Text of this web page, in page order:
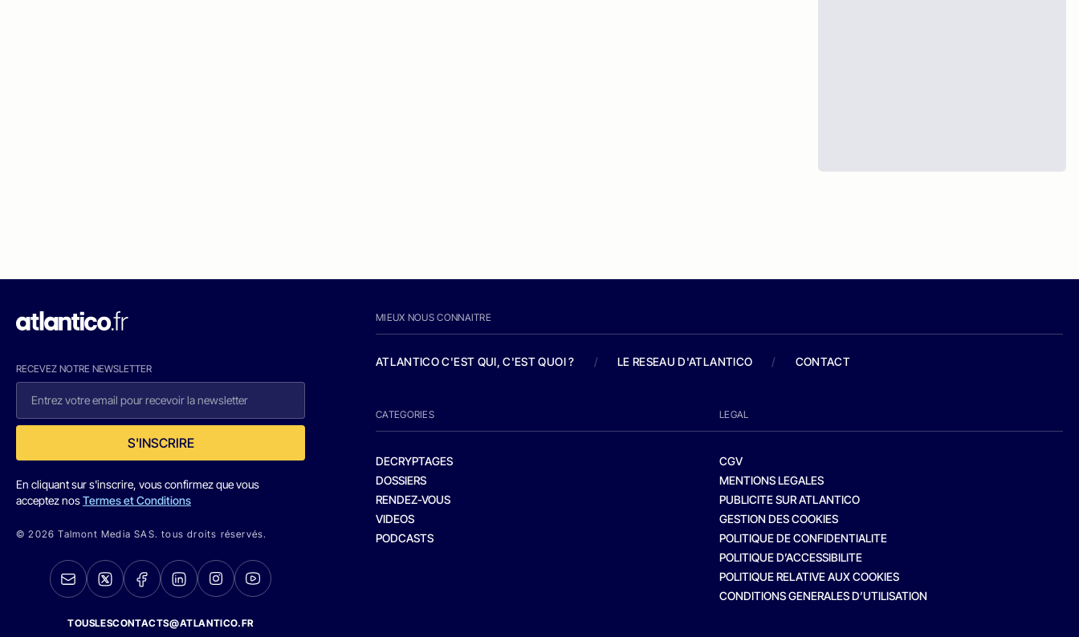
RECEVEZ NOTRE NEWSLETTER
S'INSCRIRE
En cliquant sur s'inscrire, vous confirmez que vous
acceptez nosTermes et Conditions
© 2026 Talmont Media SAS. tous droits réservés.
TOUSLESCONTACTS@ATLANTICO.FR
MIEUX NOUS CONNAITRE
ATLANTICO C'EST QUI, C'EST QUOI ? / LE RESEAU D'ATLANTICO / CONTACT
CATEGORIES
DECRYPTAGES
DOSSIERS
RENDEZ-VOUS
VIDEOS
PODCASTS
LEGAL
CGV
MENTIONS LEGALES
PUBLICITE SUR ATLANTICO
GESTION DES COOKIES
POLITIQUE DE CONFIDENTIALITE
POLITIQUE D’ACCESSIBILITE
POLITIQUE RELATIVE AUX COOKIES
CONDITIONS GENERALES D’UTILISATION